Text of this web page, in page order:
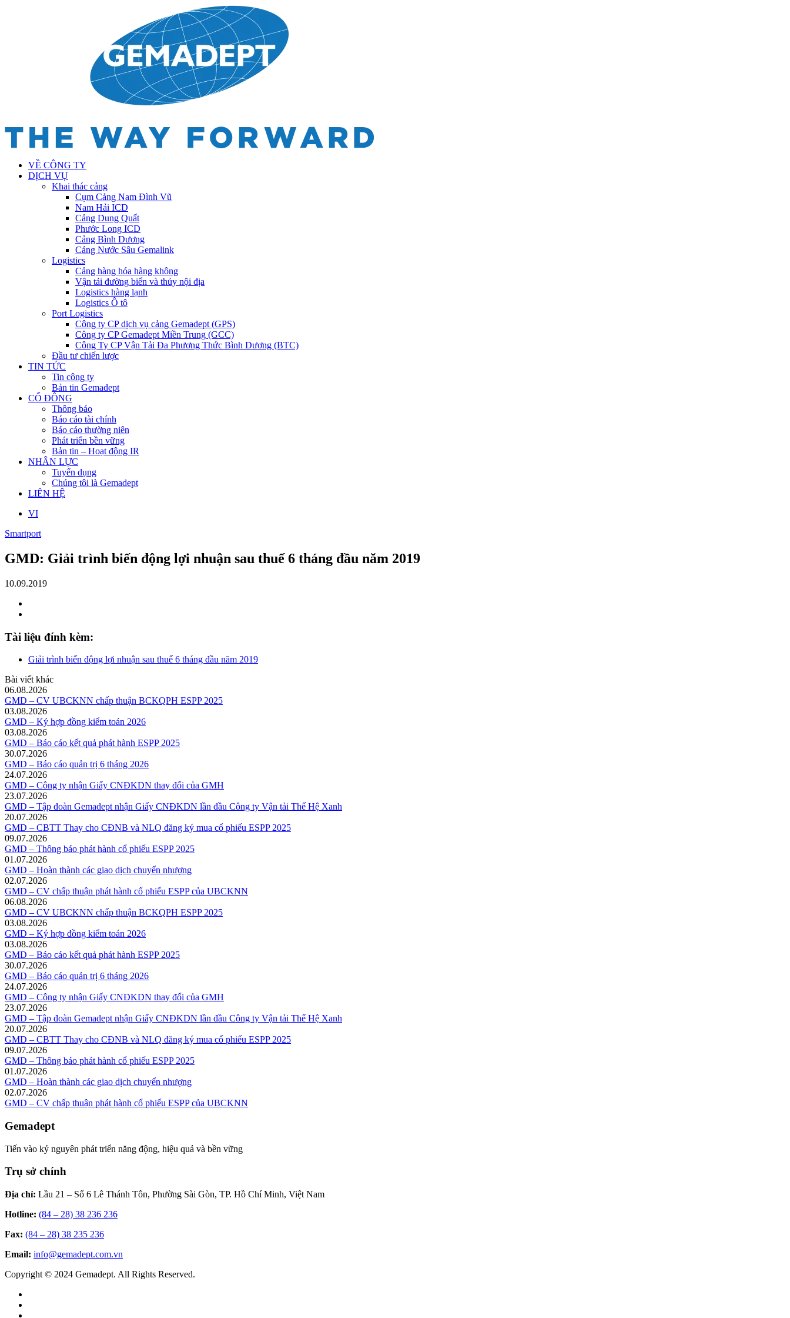
VỀ CÔNG TY
DỊCH VỤ
Khai thác cảng
Cụm Cảng Nam Đình Vũ
Nam Hải ICD
Cảng Dung Quất
Phước Long ICD
Cảng Bình Dương
Cảng Nước Sâu Gemalink
Logistics
Cảng hàng hóa hàng không
Vận tải đường biển và thủy nội địa
Logistics hàng lạnh
Logistics Ô tô
Port Logistics
Công ty CP dịch vụ cảng Gemadept (GPS)
Công ty CP Gemadept Miền Trung (GCC)
Công Ty CP Vận Tải Đa Phương Thức Bình Dương (BTC)
Đầu tư chiến lược
TIN TỨC
Tin công ty
Bản tin Gemadept
CỔ ĐÔNG
Thông báo
Báo cáo tài chính
Báo cáo thường niên
Phát triển bền vững
Bản tin – Hoạt động IR
NHÂN LỰC
Tuyển dụng
Chúng tôi là Gemadept
LIÊN HỆ
VI
Smartport
GMD: Giải trình biến động lợi nhuận sau thuế 6 tháng đầu năm 2019
10.09.2019
Tài liệu đính kèm:
Giải trình biến động lợi nhuận sau thuế 6 tháng đầu năm 2019
Bài viết khác
06.08.2026
GMD – CV UBCKNN chấp thuận BCKQPH ESPP 2025
03.08.2026
GMD – Ký hợp đồng kiểm toán 2026
03.08.2026
GMD – Báo cáo kết quả phát hành ESPP 2025
30.07.2026
GMD – Báo cáo quản trị 6 tháng 2026
24.07.2026
GMD – Công ty nhận Giấy CNĐKDN thay đổi của GMH
23.07.2026
GMD – Tập đoàn Gemadept nhận Giấy CNĐKDN lần đầu Công ty Vận tải Thế Hệ Xanh
20.07.2026
GMD – CBTT Thay cho CĐNB và NLQ đăng ký mua cổ phiếu ESPP 2025
09.07.2026
GMD – Thông báo phát hành cổ phiếu ESPP 2025
01.07.2026
GMD – Hoàn thành các giao dịch chuyển nhượng
02.07.2026
GMD – CV chấp thuận phát hành cổ phiếu ESPP của UBCKNN
06.08.2026
GMD – CV UBCKNN chấp thuận BCKQPH ESPP 2025
03.08.2026
GMD – Ký hợp đồng kiểm toán 2026
03.08.2026
GMD – Báo cáo kết quả phát hành ESPP 2025
30.07.2026
GMD – Báo cáo quản trị 6 tháng 2026
24.07.2026
GMD – Công ty nhận Giấy CNĐKDN thay đổi của GMH
23.07.2026
GMD – Tập đoàn Gemadept nhận Giấy CNĐKDN lần đầu Công ty Vận tải Thế Hệ Xanh
20.07.2026
GMD – CBTT Thay cho CĐNB và NLQ đăng ký mua cổ phiếu ESPP 2025
09.07.2026
GMD – Thông báo phát hành cổ phiếu ESPP 2025
01.07.2026
GMD – Hoàn thành các giao dịch chuyển nhượng
02.07.2026
GMD – CV chấp thuận phát hành cổ phiếu ESPP của UBCKNN
Gemadept
Tiến vào kỷ nguyên phát triển năng động, hiệu quả và bền vững
Trụ sở chính
Địa chỉ: Lầu 21 – Số 6 Lê Thánh Tôn, Phường Sài Gòn, TP. Hồ Chí Minh, Việt Nam
Hotline: (84 – 28) 38 236 236
Fax: (84 – 28) 38 235 236
Email: info@gemadept.com.vn
Copyright © 2024 Gemadept. All Rights Reserved.